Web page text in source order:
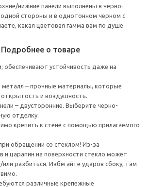
нижние панели выполнены в черно-
стороны и в однотонном черном с
какая цветовая гамма вам по душе.
Подробнее о товаре
обеспечивают устойчивость даже на
металл – прочные материалы, которые
и воздушность.
– двусторонние. Выберите черно-
отделку.
крепить к стене с помощью прилагаемого
обращении со стеклом! Из-за
и царапин на поверхности стекло может
или разбиться. Избегайте ударов сбоку, там
различные крепежные